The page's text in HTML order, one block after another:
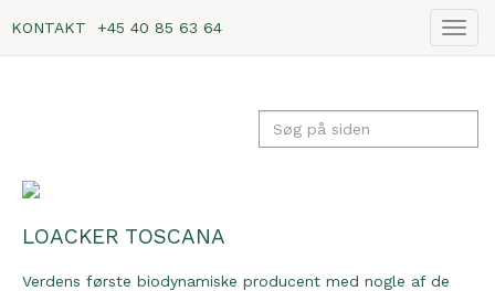
Vis
KONTAKT +45 40 85 63 64
LOACKER TOSCANA
Verdens første biodynamiske producent med nogle af de